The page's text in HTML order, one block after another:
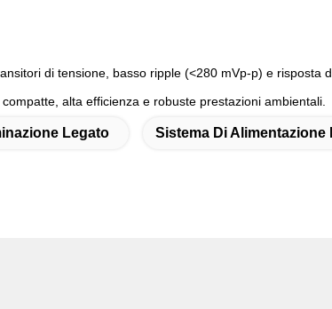
di tensione, basso ripple (<280 mVp-p) e risposta
alta efficienza e robuste prestazioni ambientali.
Legato Sistema Di Alimentazione